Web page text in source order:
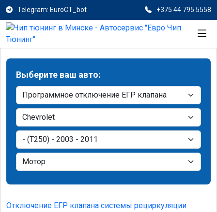
Telegram: EuroCT_bot +375 44 795 5558
Выберите ваш авто:
Отключение ЕГР клапана системы рециркуляции